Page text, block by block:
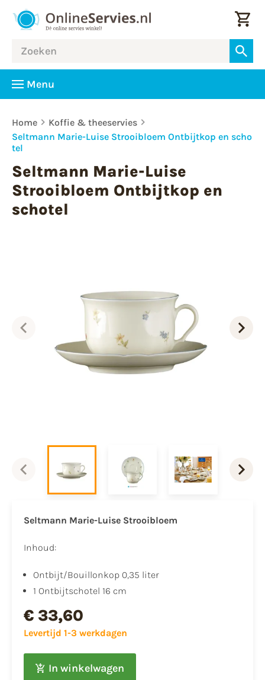
Menu
Home
Koffie & theeservies
Seltmann Marie-Luise Strooibloem Ontbijtkop en scho
tel
Seltmann Marie-Luise
Strooibloem Ontbijtkop en
schotel
Seltmann Marie-Luise Strooibloem
Inhoud:
Ontbijt/Bouillonkop 0,35 liter
1 Ontbijtschotel 16 cm
€ 33,60
Levertijd 1-3 werkdagen
In winkelwagen